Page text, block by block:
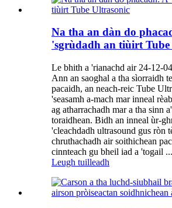
Na tha an dàn do
'sgrùdadh an tiùirt
Le bhith a 'rianachd air 24-12-04
Ann an saoghal a tha sìorraidh
pacaidh, an neach-reic Tube
'seasamh a-mach mar inneal
ag atharrachadh mar a tha sinn
toraidhean. Bidh an inneal ùr-
'cleachdadh ultrasound gus ròn
chruthachadh air soithichean
cinnteach gu bheil iad a 'togail ...
Leugh tuilleadh